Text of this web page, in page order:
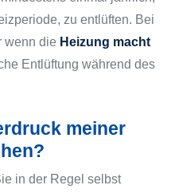
zu entlüften. Bei
wenn die Heizung macht
Entlüftung während des
meiner
in der Regel selbst